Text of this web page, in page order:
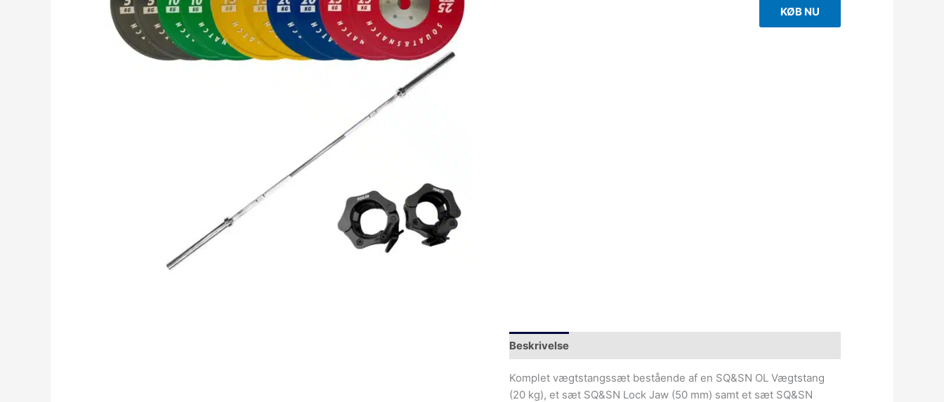
KØB NU
Beskrivelse
Komplet vægtstangssæt bestående af en SQ&SN OL Vægtstang
(20 kg), et sæt SQ&SN Lock Jaw (50 mm) samt et sæt SQ&SN